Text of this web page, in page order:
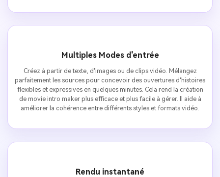
Multiples Modes d'entrée
Créez à partir de texte, d'images ou de clips vidéo. Mélangez
parfaitement les sources pour concevoir des ouvertures d'histoires
flexibles et expressives en quelques minutes. Cela rend la création
de movie intro maker plus efficace et plus facile à gérer. Il aide à
améliorer la cohérence entre différents styles et formats vidéo.
Rendu instantané